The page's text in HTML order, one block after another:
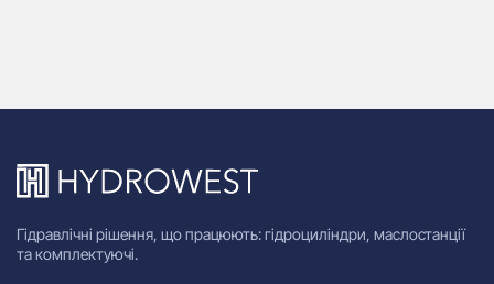
Гідравлічні рішення, що працюють: гідроциліндри, маслостанції
та комплектуючі.